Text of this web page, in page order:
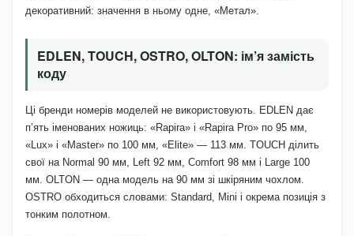
декоративний: значення в ньому одне, «Метал».
EDLEN, TOUCH, OSTRO, OLTON: ім’я замість
коду
Ці бренди номерів моделей не використовують. EDLEN дає
п’ять іменованих ножиць: «Rapira» і «Rapira Pro» по 95 мм,
«Lux» і «Master» по 100 мм, «Elite» — 113 мм. TOUCH ділить
свої на Normal 90 мм, Left 92 мм, Comfort 98 мм і Large 100
мм. OLTON — одна модель на 90 мм зі шкіряним чохлом.
OSTRO обходиться словами: Standard, Mini і окрема позиція з
тонким полотном.